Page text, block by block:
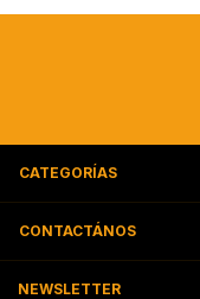
CATEGORÍAS
CONTACTÁNOS
NEWSLETTER